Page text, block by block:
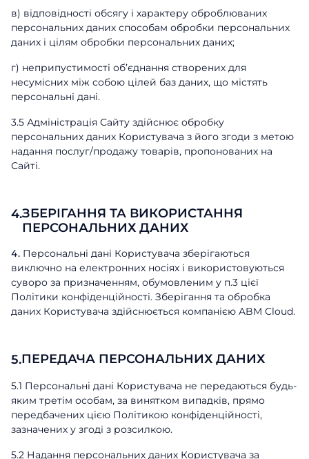
в) відповідності обсягу і характеру оброблюваних
персональних даних способам обробки персональних
даних і цілям обробки персональних даних;
г) неприпустимості об’єднання створених для
несумісних між собою цілей баз даних, що містять
персональні дані.
3.5 Адміністрація Сайту здійснює обробку
персональних даних Користувача з його згоди з метою
надання послуг/продажу товарів, пропонованих на
Сайті.
4.ЗБЕРІГАННЯ ТА ВИКОРИСТАННЯ
ПЕРСОНАЛЬНИХ ДАНИХ
Персональні дані Користувача зберігаються
виключно на електронних носіях і використовуються
суворо за призначенням, обумовленим у п.3 цієї
Політики конфіденційності. Зберігання та обробка
даних Користувача здійснюється компанією ABM Cloud.
5.ПЕРЕДАЧА ПЕРСОНАЛЬНИХ ДАНИХ
5.1 Персональні дані Користувача не передаються будь-
яким третім особам, за винятком випадків, прямо
передбачених цією Політикою конфіденційності,
зазначених у згоді з розсилкою.
5.2 Надання персональних даних Користувача за